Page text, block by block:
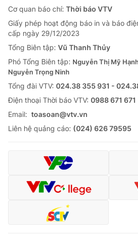
Cơ quan báo chí: Thời báo VTV
Giấy phép hoạt động báo in và báo
cấp ngày 29/12/2023
Tổng Biên tập: Vũ Thanh Thủy
Phó Tổng Biên tập: Nguyễn Thị Mỹ
Nguyễn Trọng Ninh
Tổng đài VTV: 024.38 355 931 -
Ðiện thoại Thời báo VTV: 0988 671 671
Email: toasoan@vtv.vn
Liên hệ quảng cáo: (024) 626 79595